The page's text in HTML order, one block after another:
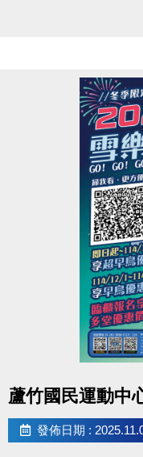
資格二：114年11
11月份蘆運消費發
賣部與兒童體適能
得獎公告：12/2(二)
領獎期限：12/14(
多門課＝多張抽獎
詳情請見DM，快來
#蘆竹國民運動中
蘆竹國民運動中
發佈日期 :